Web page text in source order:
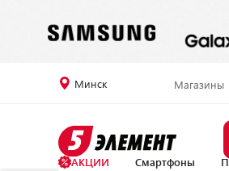
Минск Магазины
АКЦИИ Смартфоны